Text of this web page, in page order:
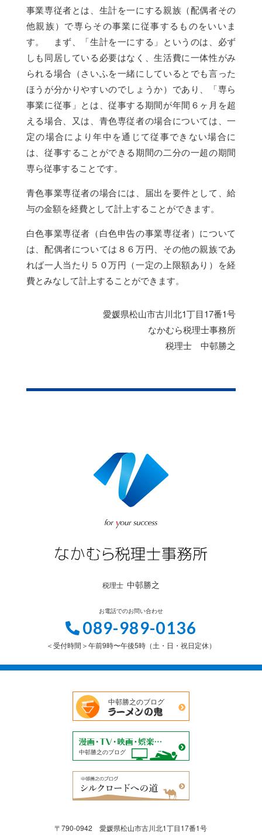
事業専従者とは、生計を一にする親族（配偶者その
他親族）で専らその事業に従事するものをいいま
す。 まず、「生計を一にする」というのは、必ず
しも同居している必要はなく、生活費に一体性がみ
られる場合（さいふを一緒にしているとでも言った
ほうが分かりやすいのでしょうか）であり、「専ら
事業に従事」とは、従事する期間が年間６ヶ月を超
える場合、又は、青色専従者の場合については、一
定の場合により年中を通じて従事できない場合に
は、従事することができる期間の二分の一超の期間
専ら従事することです。
青色事業専従者の場合には、届出を要件として、給
与の金額を経費として計上することができます。
白色事業専従者（白色申告の事業専従者）について
は、配偶者については８６万円、その他の親族であ
れば一人当たり５０万円（一定の上限額あり）を経
費とみなして計上することができます。
愛媛県松山市古川北1丁目17番1号
なかむら税理士事務所
税理士 中邨勝之
税理士 中邨勝之
お電話でのお問い合わせ
089-989-0136
＜受付時間＞午前9時〜午後5時（土・日・祝日定休）
中邨勝之のブログ
中邨勝之のブログ
〒790-0942 愛媛県松山市古川北1丁目17番1号